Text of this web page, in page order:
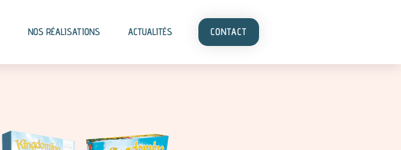
NOS RÉALISATIONS ACTUALITÉS CONTACT